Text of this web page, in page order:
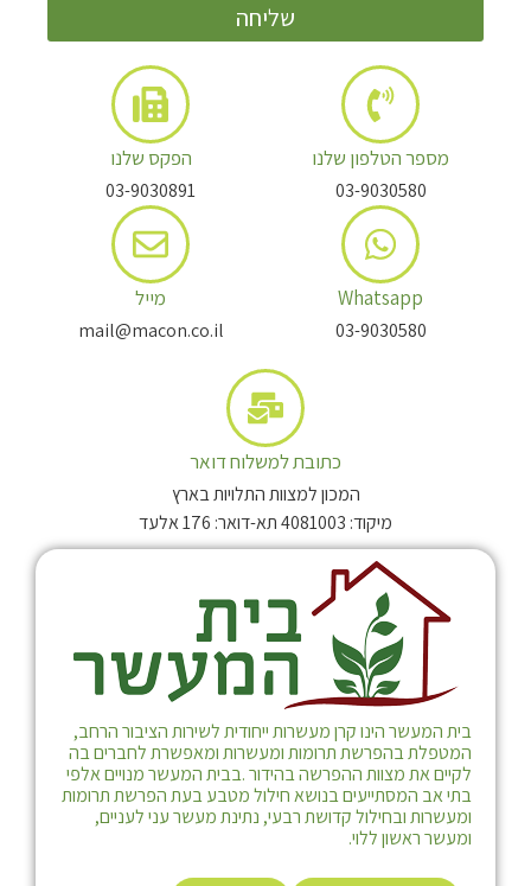
שליחה
מספר הטלפון שלנו
03-9030580
Whatsapp
03-9030580
הפקס שלנו
03-9030891
מייל
mail@macon.co.il
כתובת למשלוח דואר
המכון למצוות התלויות בארץ
מיקוד: 4081003 תא-דואר: 176 אלעד
בית המעשר הינו קרן מעשרות ייחודית לשירות הציבור הרחב,
המטפלת בהפרשת תרומות ומעשרות ומאפשרת לחברים בה
לקיים את מצוות ההפרשה בהידור .בבית המעשר מנויים אלפי
בתי אב המסתייעים בנושא חילול מטבע בעת הפרשת תרומות
ומעשרות ובחילול קדושת רבעי, נתינת מעשר עני לעניים,
ומעשר ראשון ללוי.